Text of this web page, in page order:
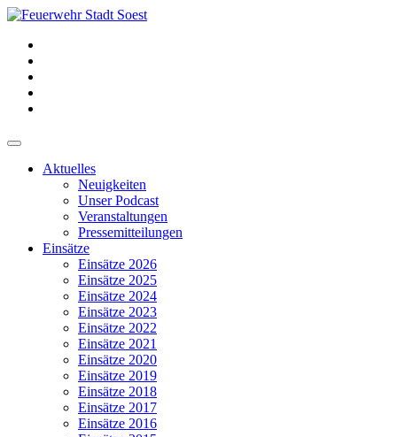
Aktuelles
Neuigkeiten
Unser Podcast
Veranstaltungen
Pressemitteilungen
Einsätze
Einsätze 2026
Einsätze 2025
Einsätze 2024
Einsätze 2023
Einsätze 2022
Einsätze 2021
Einsätze 2020
Einsätze 2019
Einsätze 2018
Einsätze 2017
Einsätze 2016